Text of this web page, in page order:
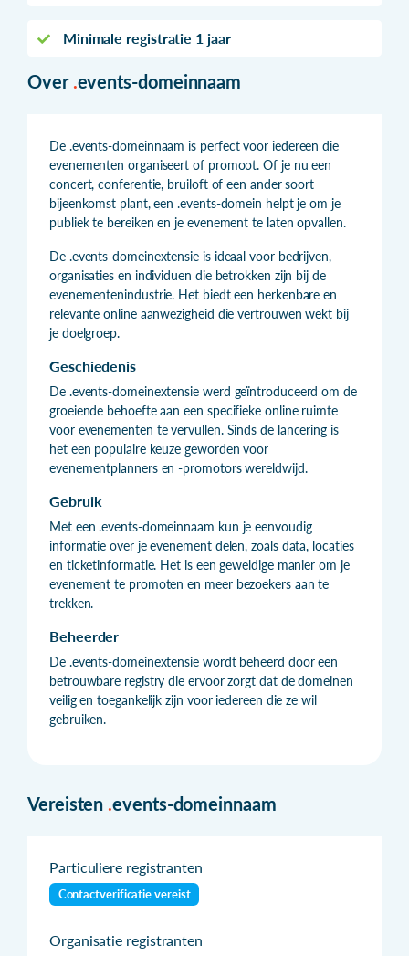
Minimale registratie 1 jaar
Over .events-domeinnaam
De .events-domeinnaam is perfect voor iedereen die
evenementen organiseert of promoot. Of je nu een
concert, conferentie, bruiloft of een ander soort
bijeenkomst plant, een .events-domein helpt je om je
publiek te bereiken en je evenement te laten opvallen.
De .events-domeinextensie is ideaal voor bedrijven,
organisaties en individuen die betrokken zijn bij de
evenementenindustrie. Het biedt een herkenbare en
relevante online aanwezigheid die vertrouwen wekt bij
je doelgroep.
Geschiedenis
De .events-domeinextensie werd geïntroduceerd om de
groeiende behoefte aan een specifieke online ruimte
voor evenementen te vervullen. Sinds de lancering is
het een populaire keuze geworden voor
evenementplanners en -promotors wereldwijd.
Gebruik
Met een .events-domeinnaam kun je eenvoudig
informatie over je evenement delen, zoals data, locaties
en ticketinformatie. Het is een geweldige manier om je
evenement te promoten en meer bezoekers aan te
trekken.
Beheerder
De .events-domeinextensie wordt beheerd door een
betrouwbare registry die ervoor zorgt dat de domeinen
veilig en toegankelijk zijn voor iedereen die ze wil
gebruiken.
Vereisten .events-domeinnaam
Particuliere registranten
Contactverificatie vereist
Organisatie registranten